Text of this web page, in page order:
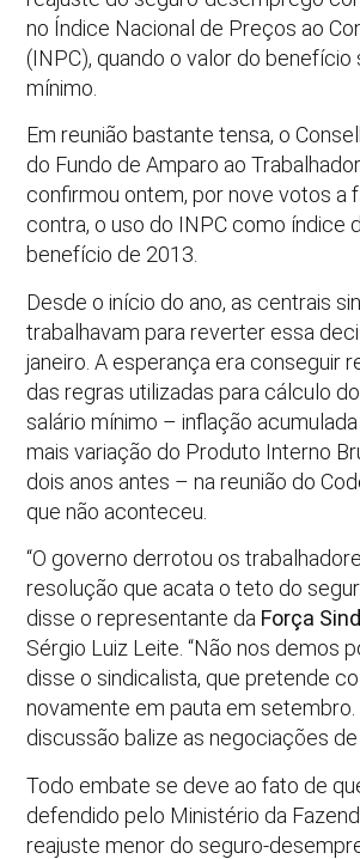
no Índice Nacional de Preços ao
(INPC), quando o valor do benefício
mínimo.
Em reunião bastante tensa, o
do Fundo de Amparo ao
confirmou ontem, por nove votos a
contra, o uso do INPC como índice
benefício de 2013.
Desde o início do ano, as centrais
trabalhavam para reverter essa
janeiro. A esperança era conseguir
das regras utilizadas para cálculo
salário mínimo – inflação
mais variação do Produto Interno
dois anos antes – na reunião do
que não aconteceu.
“O governo derrotou os
resolução que acata o teto do
disse o representante da Força
Sérgio Luiz Leite. “Não nos demos
disse o sindicalista, que pretende
novamente em pauta em setembro.
discussão balize as negociações de
Todo embate se deve ao fato de
defendido pelo Ministério da
reajuste menor do seguro-